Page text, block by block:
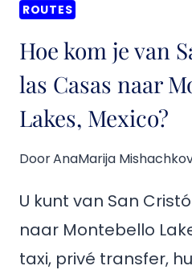
ROUTES
Hoe kom je van
las Casas naar
Lakes, Mexico?
DoorAnaMarija
U kunt van San
naar Montebello
taxi, privé transfer,